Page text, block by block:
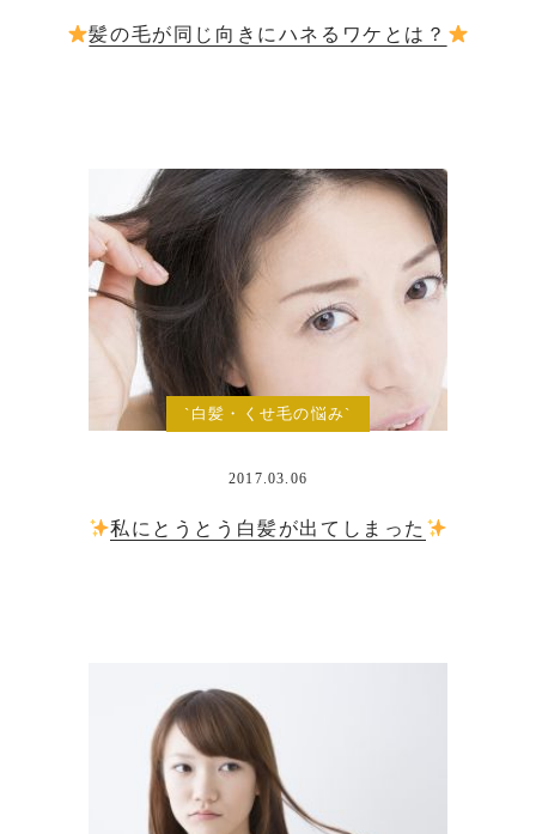
髪の毛が同じ向きにハネるワケとは？
`白髪・くせ毛の悩み`
2017.03.06
私にとうとう白髪が出てしまった